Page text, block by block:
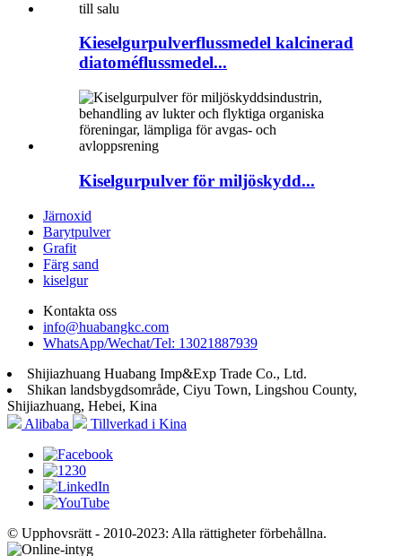
Kieselgurpulverflussmedel kalcinerad
diatoméflussmedel...
Kiselgurpulver för miljöskydd...
Järnoxid
Barytpulver
Grafit
Färg sand
kiselgur
Kontakta oss
info@huabangkc.com
WhatsApp/Wechat/Tel: 13021887939
Shijiazhuang Huabang Imp&Exp Trade Co., Ltd.
Shikan landsbygdsområde, Ciyu Town, Lingshou County,
Shijiazhuang, Hebei, Kina
Alibaba
Tillverkad i Kina
© Upphovsrätt - 2010-2023: Alla rättigheter förbehållna.